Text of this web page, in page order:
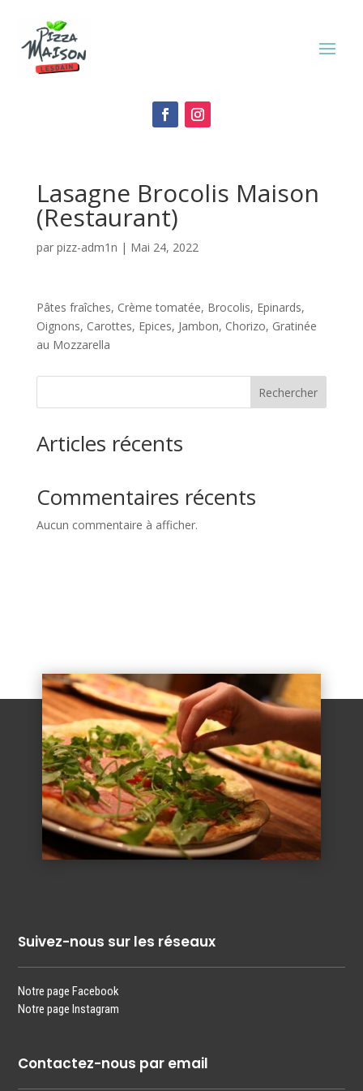
Lasagne Brocolis Maison
(Restaurant)
par pizz-adm1n | Mai 24, 2022
Pâtes fraîches, Crème tomatée, Brocolis, Epinards,
Oignons, Carottes, Epices, Jambon, Chorizo, Gratinée
au Mozzarella
Rechercher
Articles récents
Commentaires récents
Aucun commentaire à afficher.
Suivez-nous sur les réseaux
Notre page Facebook
Notre page Instagram
Contactez-nous par email